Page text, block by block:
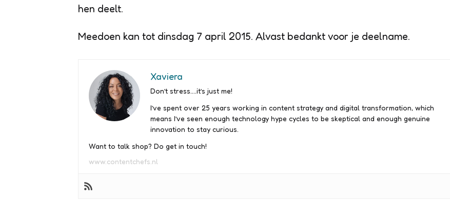
hen deelt.
Meedoen kan tot dinsdag 7 april 2015. Alvast bedankt voor je deelname.
Xaviera
Don’t stress….it’s just me!
I’ve spent over 25 years working in content strategy and digital transformation, which
means I’ve seen enough technology hype cycles to be skeptical and enough genuine
innovation to stay curious.
Want to talk shop? Do get in touch!
www.contentchefs.nl